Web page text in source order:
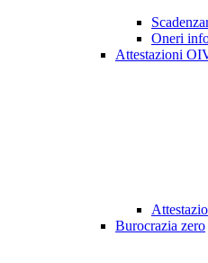
Oneri
Attestazioni
Burocrazia zero